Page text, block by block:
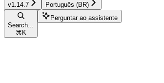
v1.14.7 Português (BR)
Search...
⌘ K
Perguntar ao assistente